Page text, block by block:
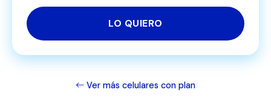
LO QUIERO
Ver más celulares con plan